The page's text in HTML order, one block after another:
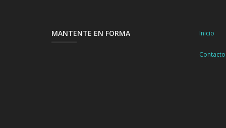
MANTENTE EN FORMA Inicio
Contacto